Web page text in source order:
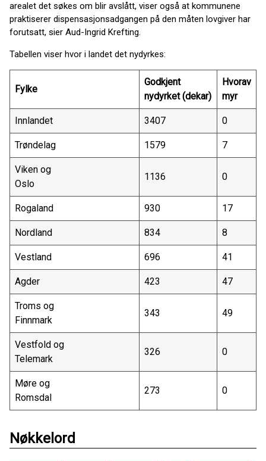
arealet det søkes om blir avslått, viser også at kommunene
praktiserer dispensasjonsadgangen på den måten lovgiver har
forutsatt, sier Aud-Ingrid Krefting.
Tabellen viser hvor i landet det nydyrkes:
Fylke
Godkjent
nydyrket (dekar)
Hvorav
myr
Innlandet 3407 0
Trøndelag 1579 7
Viken og
Oslo
1136 0
Rogaland 930 17
Nordland 834 8
Vestland 696 41
Agder 423 47
Troms og
Finnmark
343 49
Vestfold og
Telemark
326 0
Møre og
Romsdal
273 0
Nøkkelord